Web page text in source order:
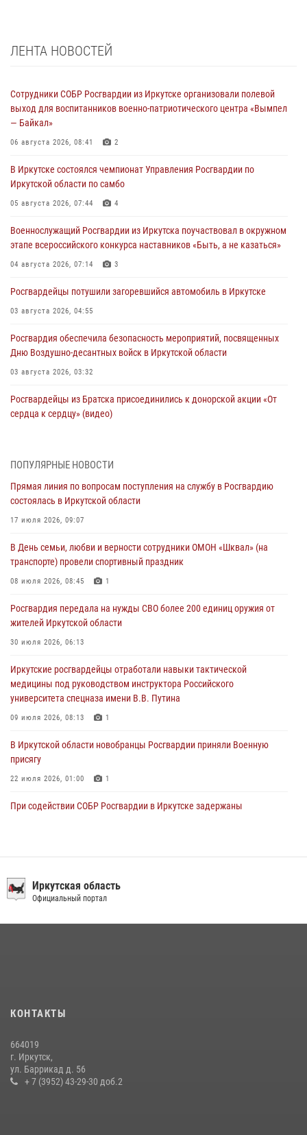
ЛЕНТА НОВОСТЕЙ
Сотрудники СОБР Росгвардии из Иркутске организовали полевой
выход для воспитанников военно-патриотического центра «Вымпел
— Байкал»
06 августа 2026, 08:41 2
В Иркутске состоялся чемпионат Управления Росгвардии по
Иркутской области по самбо
05 августа 2026, 07:44 4
Военнослужащий Росгвардии из Иркутска поучаствовал в окружном
этапе всероссийского конкурса наставников «Быть, а не казаться»
04 августа 2026, 07:14 3
Росгвардейцы потушили загоревшийся автомобиль в Иркутске
03 августа 2026, 04:55
Росгвардия обеспечила безопасность мероприятий, посвященных
Дню Воздушно-десантных войск в Иркутской области
03 августа 2026, 03:32
Росгвардейцы из Братска присоединились к донорской акции «От
сердца к сердцу» (видео)
Сотрудники Росгвардии нашли и вернули родственникам
30 июля 2026, 07:37
Росгвардия передала на нужды СВО более 200 единиц оружия от
При силовой поддержке СОБР Росгвардии в Иркутской области
30 июля 2026, 04:19
В честь 10-летия Росгвардии сотрудники вневедомственной охраны
в ведомстве
29 июля 2026, 03:44
ПОПУЛЯРНЫЕ НОВОСТИ
Прямая линия по вопросам поступления на службу в Росгвардию
состоялась в Иркутской области
17 июля 2026, 09:07
В День семьи, любви и верности сотрудники ОМОН «Шквал» (на
транспорте) провели спортивный праздник
08 июля 2026, 08:45 1
Росгвардия передала на нужды СВО более 200 единиц оружия от
жителей Иркутской области
30 июля 2026, 06:13
Иркутские росгвардейцы отработали навыки тактической
медицины под руководством инструктора Российского
университета спецназа имени В.В. Путина
09 июля 2026, 08:13 1
В Иркутской области новобранцы Росгвардии приняли Военную
присягу
22 июля 2026, 01:00 1
При содействии СОБР Росгвардии в Иркутске задержаны
антитеррористической защищенности для полицейских из Иркутска
14 июля 2026, 08:29
услуг
В Иркутске сотрудники вневедомственной охраны Росгвардии
приняли участие в благотворительной акции
Иркутская область
Официальный портал
КОНТАКТЫ
664019
г. Иркутск,
ул. Баррикад д. 56
+ 7 (3952) 43-29-30 доб.2